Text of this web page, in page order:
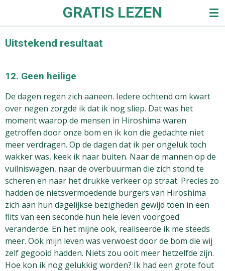
de
GRATIS LEZEN
Uitstekend resultaat
12. Geen heilige
De dagen regen zich aaneen. Iedere ochtend om kwart
over negen zorgde ik dat ik nog sliep. Dat was het
moment waarop de mensen in Hiroshima waren
getroffen door onze bom en ik kon die gedachte niet
meer verdragen. Op de dagen dat ik per ongeluk toch
wakker was, keek ik naar buiten. Naar de mannen op de
vuilniswagen, naar de overbuurman die zich stond te
scheren en naar het drukke verkeer op straat. Precies zo
hadden de nietsvermoedende burgers van Hiroshima
zich aan hun dagelijkse bezigheden gewijd toen in een
flits van een seconde hun hele leven voorgoed
veranderde. En het mijne ook, realiseerde ik me steeds
meer. Ook mijn leven was verwoest door de bom die wij
zelf gegooid hadden. Niets zou ooit meer hetzelfde zijn.
Hoe kon ik nog gelukkig worden? Ik had een grote fout